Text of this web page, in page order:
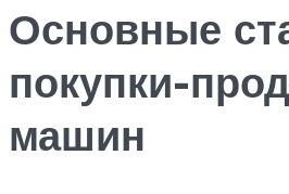
Основные
покупки-
машин